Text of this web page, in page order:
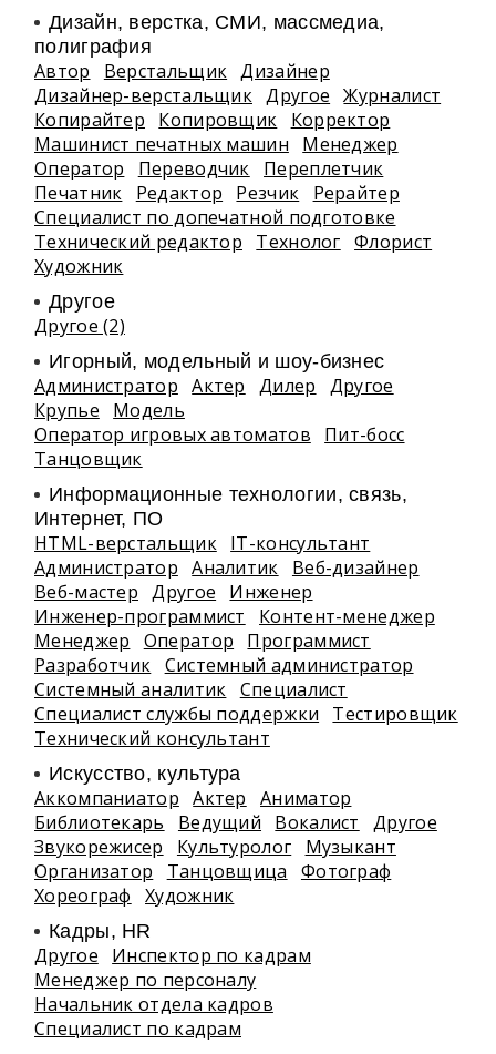
Дизайн, верстка, СМИ, массмедиа,
полиграфия
Автор Верстальщик Дизайнер
Дизайнер-верстальщик Другое
Журналист
Копирайтер
Копировщик
Корректор
Машинист печатных машин
Менеджер
Оператор
Переводчик
Переплетчик
Печатник
Редактор Резчик
Рерайтер
Специалист по допечатной подготовке
Технический редактор
Технолог Флорист
Художник
Другое
Другое (2)
Игорный, модельный и шоу-бизнес
Администратор Актер Дилер
Другое
Крупье
Модель
Оператор игровых автоматов
Пит-босс
Танцовщик
Информационные технологии, связь,
Интернет, ПО
HTML-верстальщик IT-консультант
Администратор
Аналитик
Веб-дизайнер
Веб-мастер
Другое
Инженер
Инженер-программист
Контент-менеджер
Менеджер
Оператор
Программист
Разработчик Системный администратор
Системный аналитик Специалист
Специалист службы поддержки
Тестировщик
Технический консультант
Искусство, культура
Аккомпаниатор Актер
Аниматор
Библиотекарь
Ведущий Вокалист
Другое
Звукорежисер
Культуролог
Музыкант
Организатор
Танцовщица
Фотограф
Хореограф
Художник
Кадры, HR
Другое
Инспектор по кадрам
Менеджер по персоналу
Начальник отдела кадров
Специалист по кадрам